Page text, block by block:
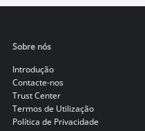
Sobre nós
Introdução
Contacte-nos
Trust Center
Termos de Utilização
Política de Privacidade